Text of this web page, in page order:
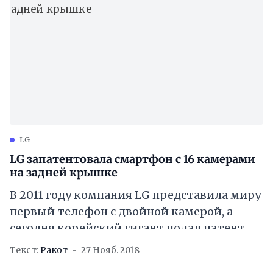
LG
LG запатентовала смартфон с 16 камерами
на задней крышке
В 2011 году компания LG представила миру
первый телефон с двойной камерой, а
сегодня корейский гигант подал патент
[http://patft.uspto.gov/netacgi/nph-Parser?
Текст:Ракот 27 Нояб. 2018